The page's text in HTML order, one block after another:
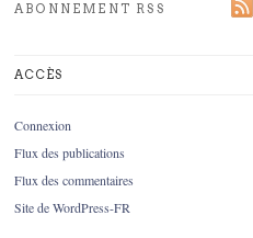
ABONNEMENT RSS
ACCÈS
Connexion
Flux des publications
Flux des commentaires
Site de WordPress-FR